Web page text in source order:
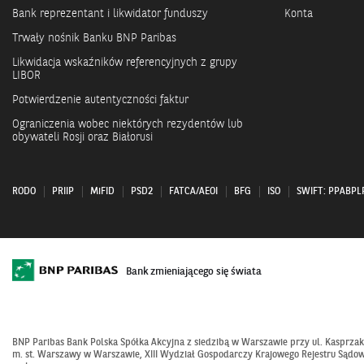
Bank reprezentant i likwidator funduszy
Trwały nośnik Banku BNP Paribas
Likwidacja wskaźników referencyjnych z grupy
LIBOR
Potwierdzenie autentyczności faktur
Ograniczenia wobec niektórych rezydentów lub
obywateli Rosji oraz Białorusi
Konta
RODO PRIIP MiFID PSD2 FATCA/AEOI BFG ISO SWIFT:
Bank zmieniającego się świata
BNP Paribas Bank Polska Spółka Akcyjna z siedzibą w Warszawie przy ul.
m. st. Warszawy w Warszawie, XIII Wydział Gospodarczy Krajowego Rejestru